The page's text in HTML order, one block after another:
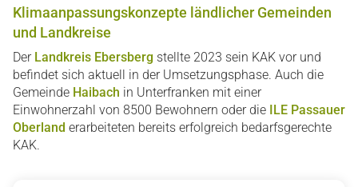
Klimaanpassungskonzepte ländlicher Gemeinden
und Landkreise
Der Landkreis Ebersberg stellte 2023 sein KAK vor und
befindet sich aktuell in der Umsetzungsphase. Auch die
Gemeinde Haibach in Unterfranken mit einer
Einwohnerzahl von 8500 Bewohnern oder die
ILE Passauer
Oberland erarbeiteten bereits erfolgreich bedarfsgerechte
KAK.